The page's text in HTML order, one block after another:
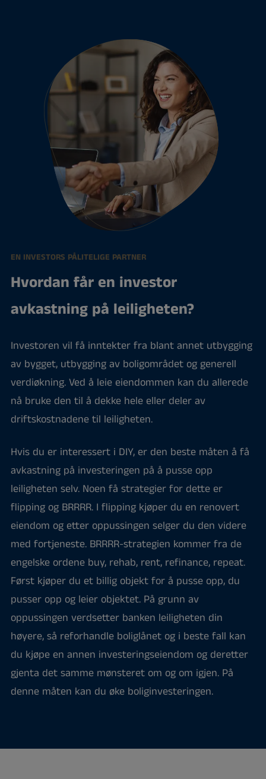
EN INVESTORS PÅLITELIGE PARTNER
Hvordan får en investor
avkastning på leiligheten?
Investoren vil få inntekter fra blant annet utbygging
av bygget, utbygging av boligområdet og generell
verdiøkning. Ved å leie eiendommen kan du allerede
nå bruke den til å dekke hele eller deler av
driftskostnadene til leiligheten.
Hvis du er interessert i DIY, er den beste måten å få
avkastning på investeringen på å pusse opp
leiligheten selv. Noen få strategier for dette er
flipping og BRRRR. I flipping kjøper du en renovert
eiendom og etter oppussingen selger du den videre
med fortjeneste. BRRRR-strategien kommer fra de
engelske ordene buy, rehab, rent, refinance, repeat.
Først kjøper du et billig objekt for å pusse opp, du
pusser opp og leier objektet. På grunn av
oppussingen verdsetter banken leiligheten din
høyere, så reforhandle boliglånet og i beste fall kan
du kjøpe en annen investeringseiendom og deretter
gjenta det samme mønsteret om og om igjen. På
denne måten kan du øke boliginvesteringen.